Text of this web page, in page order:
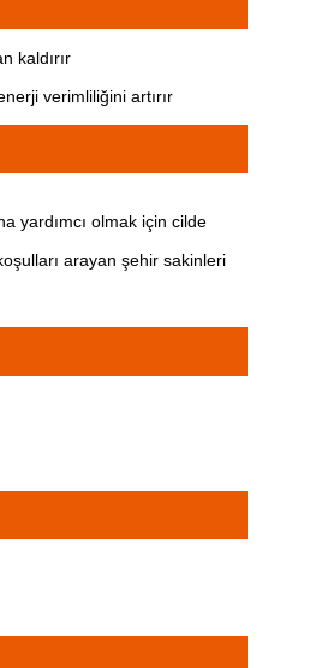
kaldırır
verimliliğini artırır
yardımcı olmak için cilde
arayan şehir sakinleri